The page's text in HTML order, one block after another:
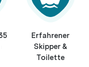
Erfahrener
Skipper &
Toilette